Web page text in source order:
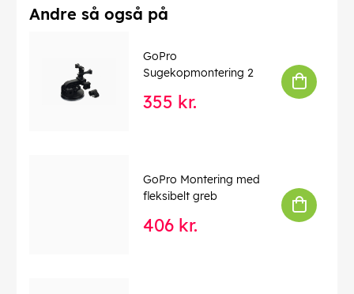
indhold, styrk din vision, og indfang øjeblikke, der giver
genlyd&mdasheffortlessly.
Denne tekst er automatisk oversat, og der kan
forekomme fejl.
0810116380312
Andre så også på
GoPro
Sugekopmontering 2
355 kr.
GoPro Montering med
fleksibelt greb
406 kr.